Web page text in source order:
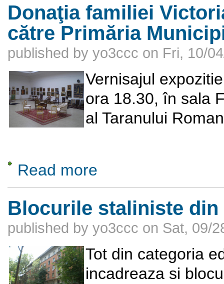
Donaţia familiei
către Primăria
published by yo3ccc on Fri, 10/
Vernisajul
ora 18.30, în sala
al Taranului Roman
Read more
Blocurile staliniste din
published by yo3ccc on Sat, 09/
Tot din categoria
incadreaza si